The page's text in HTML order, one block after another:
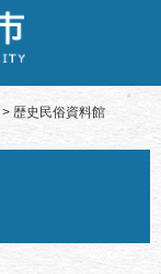
> 歴史民俗資料館